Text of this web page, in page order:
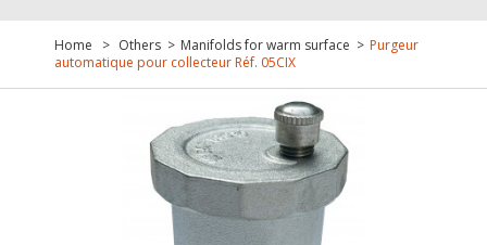
Home > Others > Manifolds for warm surface > Purgeur
automatique pour collecteur Réf. 05CIX